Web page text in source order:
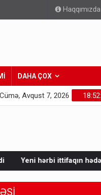
Haqqımızda
DAHA ÇOX
Cümə, Avqust 7, 2026
hədəfi hansı ölkədir? -